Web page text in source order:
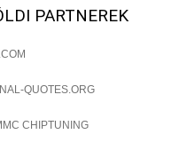
praxisban.
növekedés
Növekedést
marketing tervrajz,
Ismerje meg a
PARTNEREK
QUOTES.ORG
CHIPTUNING